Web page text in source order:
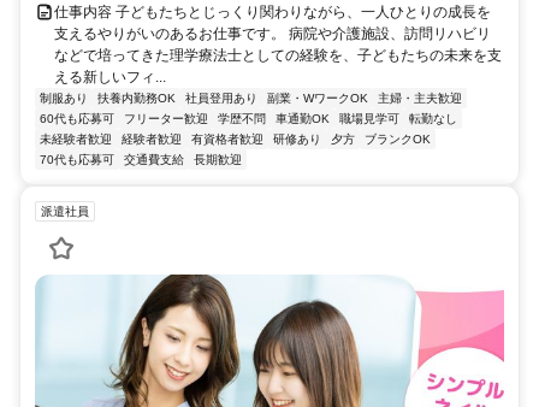
仕事内容 子どもたちとじっくり関わりながら、一人ひとりの成長を
支えるやりがいのあるお仕事です。 病院や介護施設、訪問リハビリ
などで培ってきた理学療法士としての経験を、子どもたちの未来を支
える新しいフィ...
制服あり 扶養内勤務OK 社員登用あり 副業・WワークOK
主婦・主夫歓迎
60代も応募可
フリーター歓迎 学歴不問 車通勤OK 職場見学可
転勤なし
未経験者歓迎
経験者歓迎 有資格者歓迎 研修あり 夕方
ブランクOK
70代も応募可
交通費支給 長期歓迎
派遣社員